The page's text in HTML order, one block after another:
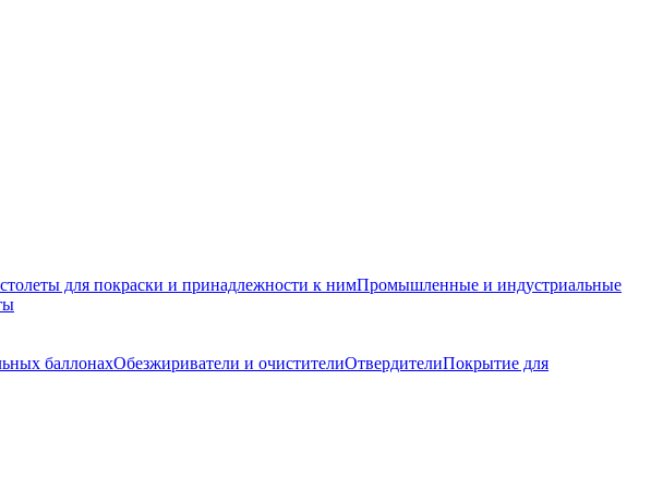
для покраски и принадлежности к нимПромышленные и индустриальные
баллонахОбезжириватели и очистителиОтвердителиПокрытие для